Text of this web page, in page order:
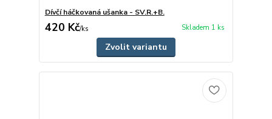
Dívčí háčkovaná ušanka - SV.R.+B.
420 Kč/ks Skladem 1 ks
Zvolit variantu